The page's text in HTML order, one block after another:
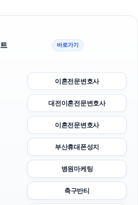
바로가기
이혼전문변호사
대전이혼전문변호사
이혼전문변호사
부산휴대폰성지
병원마케팅
축구반티